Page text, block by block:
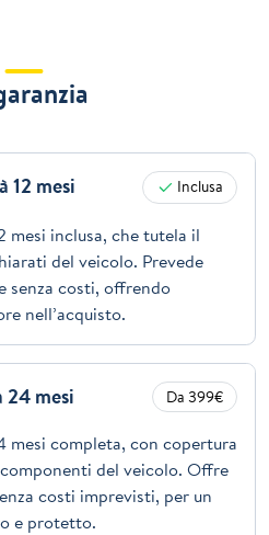
12 mesi Inclusa
mesi inclusa, che tutela il
del veicolo. Prevede
senza costi, offrendo
nell’acquisto.
24 mesi Da 399€
mesi completa, con copertura
del veicolo. Offre
costi imprevisti, per un
e protetto.